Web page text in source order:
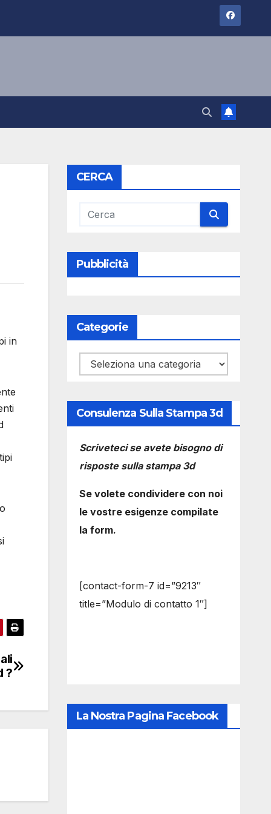
in
?
CERCA
Pubblicità
Categorie
Categorie
Consulenza Sulla Stampa 3d
Scriveteci se avete bisogno di
risposte sulla stampa 3d
Se volete condividere con noi
le vostre esigenze compilate
la form.
[contact-form-7 id=”9213″
title=”Modulo di contatto 1″]
La Nostra Pagina Facebook